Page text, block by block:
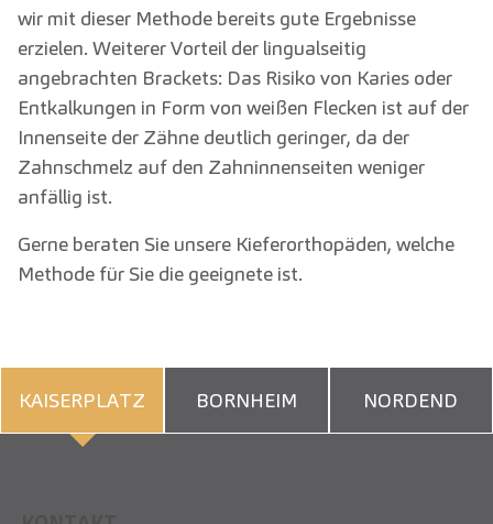
wir mit dieser Methode bereits gute Ergebnisse
erzielen. Weiterer Vorteil der lingualseitig
angebrachten Brackets: Das Risiko von Karies oder
Entkalkungen in Form von weißen Flecken ist auf der
Innenseite der Zähne deutlich geringer, da der
Zahnschmelz auf den Zahninnenseiten weniger
anfällig ist.
Gerne beraten Sie unsere Kieferorthopäden, welche
Methode für Sie die geeignete ist.
KAISERPLATZ BORNHEIM NORDEND